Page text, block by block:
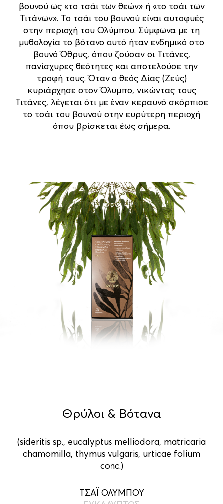
βουνού ως «το τσάι των θεών» ή «το τσάι των
Τιτάνων». Το τσάι του βουνού είναι αυτοφυές
στην περιοχή του Ολύμπου. Σύμφωνα με τη
μυθολογία το βότανο αυτό ήταν ενδημικό στο
βουνό Όθρυς, όπου ζούσαν οι Τιτάνες,
πανίσχυρες θεότητες και αποτελούσε την
τροφή τους. Όταν ο θεός Δίας (Ζεύς)
κυριάρχησε στον Όλυμπο, νικώντας τους
Τιτάνες, λέγεται ότι με έναν κεραυνό σκόρπισε
το τσάι του βουνού στην ευρύτερη περιοχή
όπου βρίσκεται έως σήμερα.
Θρύλοι & Βότανα
(sideritis sp., eucalyptus melliodora, matricaria
chamomilla, thymus vulgaris, urticae folium
conc.)
ΤΣΑΪ ΟΛΥΜΠΟΥ